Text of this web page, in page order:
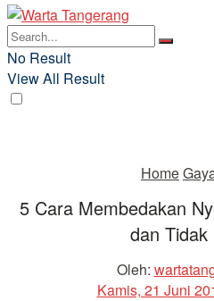
No Result
View All Result
Home
5 Cara Membedakan
dan Tidak
Oleh:
Kamis, 21 Juni